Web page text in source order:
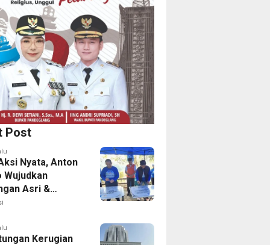
Post
Nyata, Anton
Wujudkan
Asri &
Aman Bagi
Kerugian